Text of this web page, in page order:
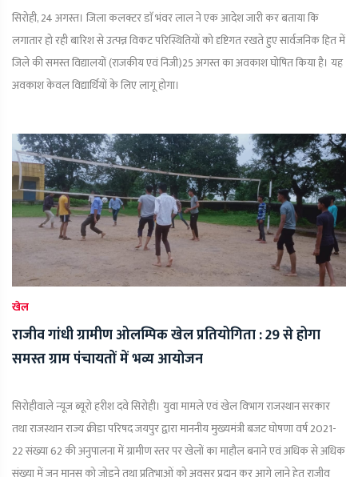
सिरोही, 24 अगस्त। जिला कलक्टर डाॅ भंवर लाल ने एक आदेश जारी कर बताया कि
लगातार हो रही बारिश से उत्पन्न विकट परिस्थितियों को दृष्टिगत रखते हुए सार्वजनिक हित में
जिले की समस्त विद्यालयों (राजकीय एवं निजी)25 अगस्त का अवकाश घोषित किया है। यह
अवकाश केवल विद्यार्थियों के लिए लागू होगा।
खेल
राजीव गांधी ग्रामीण ओलम्पिक खेल प्रतियोगिता : 29 से होगा
समस्त ग्राम पंचायतों में भव्य आयोजन
सिरोहीवाले न्यूज ब्यूरो हरीश दवे सिरोही। युवा मामले एवं खेल विभाग राजस्थान सरकार
तथा राजस्थान राज्य क्रीडा परिषद जयपुर द्वारा माननीय मुख्यमंत्री बजट घोषणा वर्ष 2021-
22 संख्या 62 की अनुपालना में ग्रामीण स्तर पर खेलों का माहौल बनाने एवं अधिक से अधिक